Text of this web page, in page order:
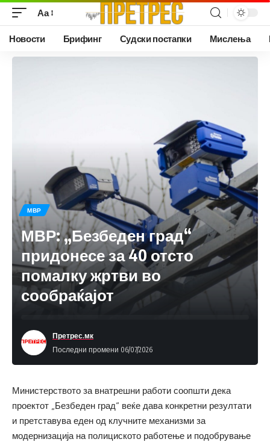
Аа
Новости Брифинг Судски постапки Мислења
МВР
МВР: „Безбеден град“
придонесе за 40 отсто
помалку жртви во
сообраќајот
Последни промени 06/07/2026
Претрес.мк
Министерството за внатрешни работи соопшти дека
проектот „Безбеден град“ веќе дава конкретни резултати
и претставува еден од клучните механизми за
модернизација на полициското работење и подобрување